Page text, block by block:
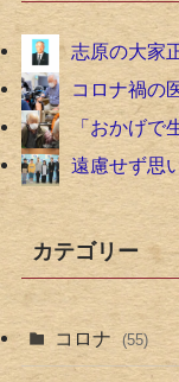
志原の大家
コロナ禍の
「おかげで
遠慮せず思
カテゴリー
コロナ (55)